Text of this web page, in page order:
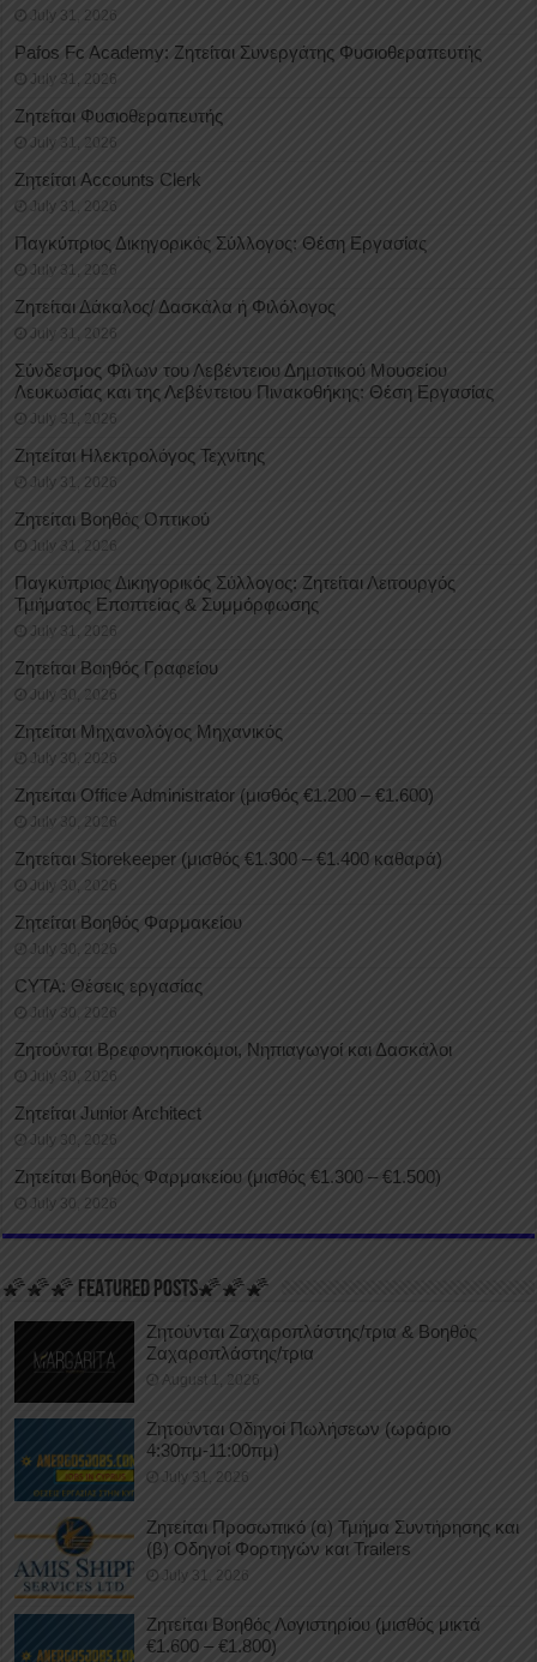
July 31, 2026
Pafos Fc Academy: Ζητείται Συνεργάτης Φυσιοθεραπευτής
July 31, 2026
Ζητείται Φυσιοθεραπευτής
July 31, 2026
Ζητείται Accounts Clerk
July 31, 2026
Παγκύπριος Δικηγορικός Σύλλογος: Θέση Εργασίας
July 31, 2026
Ζητείται Δάκαλος/ Δασκάλα ή Φιλόλογος
July 31, 2026
Σύνδεσμος Φίλων του Λεβέντειου Δημοτικού Μουσείου
Λευκωσίας και της Λεβέντειου Πινακοθήκης: Θέση Εργασίας
July 31, 2026
Ζητείται Ηλεκτρολόγος Τεχνίτης
July 31, 2026
Ζητείται Βοηθός Οπτικού
July 31, 2026
Παγκύπριος Δικηγορικός Σύλλογος: Ζητείται Λειτουργός
Τμήματος Εποπτείας & Συμμόρφωσης
July 31, 2026
Ζητείται Βοηθός Γραφείου
July 30, 2026
Ζητείται Μηχανολόγος Μηχανικός
July 30, 2026
Ζητείται Office Administrator (μισθός €1.200 – €1.600)
July 30, 2026
Ζητείται Storekeeper (μισθός €1.300 – €1.400 καθαρά)
July 30, 2026
Ζητείται Βοηθός Φαρμακείου
July 30, 2026
CYTA: Θέσεις εργασίας
July 30, 2026
Ζητούνται Βρεφονηπιοκόμοι, Νηπιαγωγοί και Δασκάλοι
July 30, 2026
Ζητείται Junior Architect
July 30, 2026
Ζητείται Βοηθός Φαρμακείου (μισθός €1.300 – €1.500)
July 30, 2026
🌠🌠🌠 FEATURED POSTS🌠🌠🌠
Ζητούνται Ζαχαροπλάστης/τρια & Βοηθός
Ζαχαροπλάστης/τρια
August 1, 2026
Ζητούνται Οδηγοί Πωλήσεων (ωράριο
4:30πμ-11:00πμ)
July 31, 2026
Ζητείται Προσωπικό (α) Τμήμα Συντήρησης και
(β) Οδηγοί Φορτηγών και Trailers
July 31, 2026
Ζητείται Βοηθός Λογιστηρίου (μισθός μικτά
€1.600 – €1.800)